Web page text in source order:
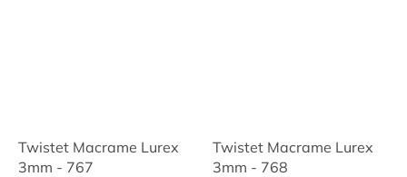
Twistet Macrame Lurex
3mm - 767
Twistet Macrame Lurex
3mm - 768